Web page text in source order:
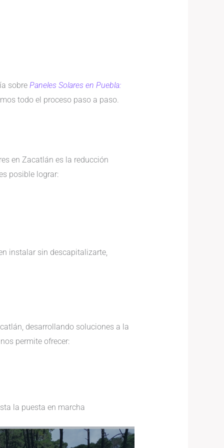
sobre Paneles Solares en Puebla:
todo el proceso paso a paso.
en Zacatlán es la reducción
posible lograr:
instalar sin descapitalizarte,
desarrollando soluciones a la
permite ofrecer:
la puesta en marcha